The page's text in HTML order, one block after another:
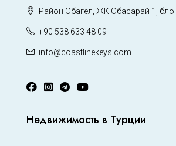
Район Обагёл, ЖК Обасарай 1,
+90 538 633 48 09
info@coastlinekeys.com
Недвижимость в Турции